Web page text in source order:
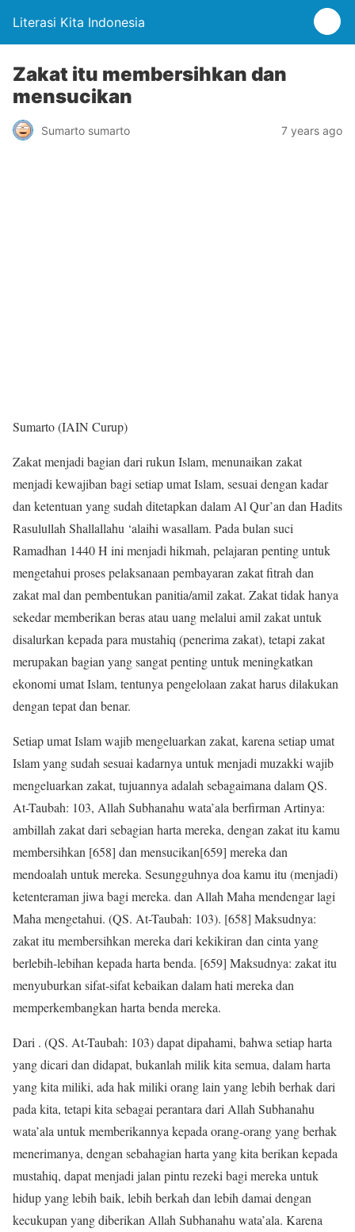
Literasi Kita Indonesia
Zakat itu membersihkan dan
mensucikan
Sumarto sumarto 7 years ago
Sumarto (IAIN Curup)
Zakat menjadi bagian dari rukun Islam, menunaikan zakat
menjadi kewajiban bagi setiap umat Islam, sesuai dengan kadar
dan ketentuan yang sudah ditetapkan dalam Al Qur’an dan Hadits
Rasulullah Shallallahu ‘alaihi wasallam. Pada bulan suci
Ramadhan 1440 H ini menjadi hikmah, pelajaran penting untuk
mengetahui proses pelaksanaan pembayaran zakat fitrah dan
zakat mal dan pembentukan panitia/amil zakat. Zakat tidak hanya
sekedar memberikan beras atau uang melalui amil zakat untuk
disalurkan kepada para mustahiq (penerima zakat), tetapi zakat
merupakan bagian yang sangat penting untuk meningkatkan
ekonomi umat Islam, tentunya pengelolaan zakat harus dilakukan
dengan tepat dan benar.
Setiap umat Islam wajib mengeluarkan zakat, karena setiap umat
Islam yang sudah sesuai kadarnya untuk menjadi muzakki wajib
mengeluarkan zakat, tujuannya adalah sebagaimana dalam QS.
At-Taubah: 103, Allah Subhanahu wata’ala berfirman Artinya:
ambillah zakat dari sebagian harta mereka, dengan zakat itu kamu
membersihkan [658] dan mensucikan[659] mereka dan
mendoalah untuk mereka. Sesungguhnya doa kamu itu (menjadi)
ketenteraman jiwa bagi mereka. dan Allah Maha mendengar lagi
Maha mengetahui. (QS. At-Taubah: 103). [658] Maksudnya:
zakat itu membersihkan mereka dari kekikiran dan cinta yang
berlebih-lebihan kepada harta benda. [659] Maksudnya: zakat itu
menyuburkan sifat-sifat kebaikan dalam hati mereka dan
memperkembangkan harta benda mereka.
Dari . (QS. At-Taubah: 103) dapat dipahami, bahwa setiap harta
yang dicari dan didapat, bukanlah milik kita semua, dalam harta
yang kita miliki, ada hak miliki orang lain yang lebih berhak dari
pada kita, tetapi kita sebagai perantara dari Allah Subhanahu
wata’ala untuk memberikannya kepada orang-orang yang berhak
menerimanya, dengan sebahagian harta yang kita berikan kepada
mustahiq, dapat menjadi jalan pintu rezeki bagi mereka untuk
hidup yang lebih baik, lebih berkah dan lebih damai dengan
kecukupan yang diberikan Allah Subhanahu wata’ala. Karena